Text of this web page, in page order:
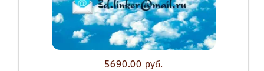
5690.00 руб.